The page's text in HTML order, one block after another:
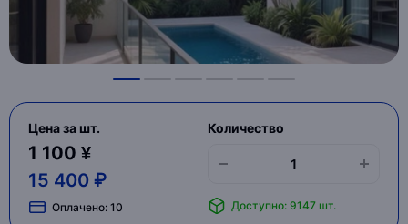
Цена за шт.
1 100 ¥
15 400 ₽
Оплачено: 10
Количество
Доступно: 9147 шт.